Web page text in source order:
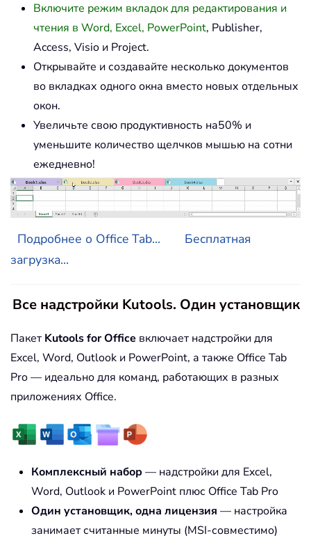
Включите режим вкладок для редактирования и
чтения в Word, Excel, PowerPoint, Publisher,
Access, Visio и Project.
Открывайте и создавайте несколько документов
во вкладках одного окна вместо новых отдельных
окон.
Увеличьте свою продуктивность на50% и
уменьшите количество щелчков мышью на сотни
ежедневно!
Подробнее о Office Tab...
Бесплатная
загрузка...
Все надстройки Kutools. Один установщик
Пакет Kutools for Office включает надстройки для
Excel, Word, Outlook и PowerPoint, а также Office Tab
Pro — идеально для команд, работающих в разных
приложениях Office.
Комплексный набор — надстройки для Excel,
Word, Outlook и PowerPoint плюс Office Tab Pro
Один установщик, одна лицензия — настройка
занимает считанные минуты (MSI-совместимо)